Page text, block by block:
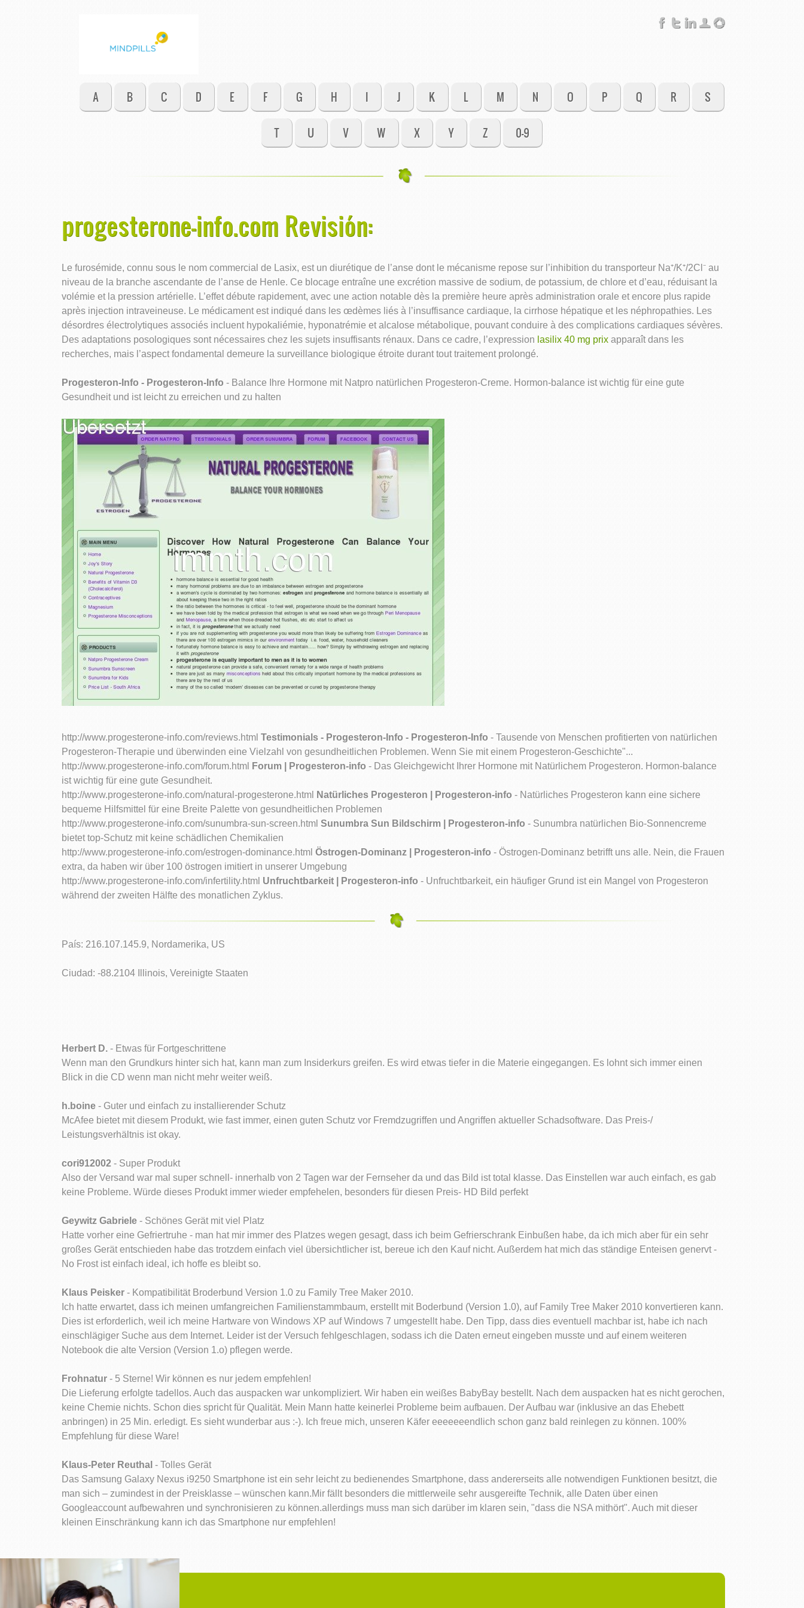
A B C D E F G H I J K L M N O P Q R S
T U V W X Y Z 0-9
progesterone-info.com Revisión:
Le furosémide, connu sous le nom commercial de Lasix, est un diurétique de l’anse dont le mécanisme repose sur l’inhibition du transporteur Na⁺/K⁺/2Cl⁻ au
niveau de la branche ascendante de l’anse de Henle. Ce blocage entraîne une excrétion massive de sodium, de potassium, de chlore et d’eau, réduisant la
volémie et la pression artérielle. L’effet débute rapidement, avec une action notable dès la première heure après administration orale et encore plus rapide
après injection intraveineuse. Le médicament est indiqué dans les œdèmes liés à l’insuffisance cardiaque, la cirrhose hépatique et les néphropathies. Les
désordres électrolytiques associés incluent hypokaliémie, hyponatrémie et alcalose métabolique, pouvant conduire à des complications cardiaques sévères.
Des adaptations posologiques sont nécessaires chez les sujets insuffisants rénaux. Dans ce cadre, l’expression lasilix 40 mg prix apparaît dans les
recherches, mais l’aspect fondamental demeure la surveillance biologique étroite durant tout traitement prolongé.
Progesteron-Info - Progesteron-Info - Balance Ihre Hormone mit Natpro natürlichen Progesteron-Creme. Hormon-balance ist wichtig für eine gute
Gesundheit und ist leicht zu erreichen und zu halten
http://www.progesterone-info.com/reviews.htmlTestimonials - Progesteron-Info - Progesteron-Info - Tausende von Menschen profitierten von natürlichen
Progesteron-Therapie und überwinden eine Vielzahl von gesundheitlichen Problemen. Wenn Sie mit einem Progesteron-Geschichte"...
http://www.progesterone-info.com/forum.html
Forum | Progesteron-info - Das Gleichgewicht Ihrer Hormone mit Natürlichem Progesteron. Hormon-balance
ist wichtig für eine gute Gesundheit.
http://www.progesterone-info.com/natural-progesterone.html
Natürliches Progesteron | Progesteron-info - Natürliches Progesteron kann eine sichere
bequeme Hilfsmittel für eine Breite Palette von gesundheitlichen Problemen
http://www.progesterone-info.com/sunumbra-sun-screen.htmlSunumbra Sun Bildschirm | Progesteron-info - Sunumbra natürlichen Bio-Sonnencreme
bietet top-Schutz mit keine schädlichen Chemikalien
http://www.progesterone-info.com/estrogen-dominance.htmlÖstrogen-Dominanz | Progesteron-info - Östrogen-Dominanz betrifft uns alle. Nein, die Frauen
extra, da haben wir über 100 östrogen imitiert in unserer Umgebung
http://www.progesterone-info.com/infertility.html Unfruchtbarkeit | Progesteron-info - Unfruchtbarkeit, ein häufiger Grund ist ein Mangel von Progesteron
während der zweiten Hälfte des monatlichen Zyklus.
País: 216.107.145.9, Nordamerika, US
Ciudad: -88.2104 Illinois, Vereinigte Staaten
Herbert D. - Etwas für Fortgeschrittene
Wenn man den Grundkurs hinter sich hat, kann man zum Insiderkurs greifen. Es wird etwas tiefer in die Materie eingegangen. Es lohnt sich immer einen
Blick in die CD wenn man nicht mehr weiter weiß.
h.boine - Guter und einfach zu installierender Schutz
McAfee bietet mit diesem Produkt, wie fast immer, einen guten Schutz vor Fremdzugriffen und Angriffen aktueller Schadsoftware. Das Preis-/
Leistungsverhältnis ist okay.
cori912002 - Super Produkt
Also der Versand war mal super schnell- innerhalb von 2 Tagen war der Fernseher da und das Bild ist total klasse. Das Einstellen war auch einfach, es gab
keine Probleme. Würde dieses Produkt immer wieder empfehelen, besonders für diesen Preis- HD Bild perfekt
Geywitz Gabriele - Schönes Gerät mit viel Platz
Hatte vorher eine Gefriertruhe - man hat mir immer des Platzes wegen gesagt, dass ich beim Gefrierschrank Einbußen habe, da ich mich aber für ein sehr
großes Gerät entschieden habe das trotzdem einfach viel übersichtlicher ist, bereue ich den Kauf nicht. Außerdem hat mich das ständige Enteisen genervt -
No Frost ist einfach ideal, ich hoffe es bleibt so.
Klaus Peisker - Kompatibilität Broderbund Version 1.0 zu Family Tree Maker 2010.
Ich hatte erwartet, dass ich meinen umfangreichen Familienstammbaum, erstellt mit Boderbund (Version 1.0), auf Family Tree Maker 2010 konvertieren kann.
Dies ist erforderlich, weil ich meine Hartware von Windows XP auf Windows 7 umgestellt habe. Den Tipp, dass dies eventuell machbar ist, habe ich nach
einschlägiger Suche aus dem Internet. Leider ist der Versuch fehlgeschlagen, sodass ich die Daten erneut eingeben musste und auf einem weiteren
Notebook die alte Version (Version 1.o) pflegen werde.
Frohnatur - 5 Sterne! Wir können es nur jedem empfehlen!
Die Lieferung erfolgte tadellos. Auch das auspacken war unkompliziert. Wir haben ein weißes BabyBay bestellt. Nach dem auspacken hat es nicht gerochen,
keine Chemie nichts. Schon dies spricht für Qualität. Mein Mann hatte keinerlei Probleme beim aufbauen. Der Aufbau war (inklusive an das Ehebett
anbringen) in 25 Min. erledigt. Es sieht wunderbar aus :-). Ich freue mich, unseren Käfer eeeeeeendlich schon ganz bald reinlegen zu können. 100%
Empfehlung für diese Ware!
Klaus-Peter Reuthal - Tolles Gerät
Das Samsung Galaxy Nexus i9250 Smartphone ist ein sehr leicht zu bedienendes Smartphone, dass andererseits alle notwendigen Funktionen besitzt, die
man sich – zumindest in der Preisklasse – wünschen kann.Mir fällt besonders die mittlerweile sehr ausgereifte Technik, alle Daten über einen
Googleaccount aufbewahren und synchronisieren zu können.allerdings muss man sich darüber im klaren sein, "dass die NSA mithört". Auch mit dieser
kleinen Einschränkung kann ich das Smartphone nur empfehlen!